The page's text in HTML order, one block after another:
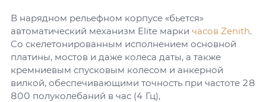
В нарядном рельефном корпусе «бьется»
автоматический механизм Elite марки часов Zenith.
Со скелетонированным исполнением основной
платины, мостов и даже колеса даты, а также
кремниевым спусковым колесом и анкерной
вилкой, обеспечивающими точность при частоте 28
800 полуколебаний в час (4 Гц),